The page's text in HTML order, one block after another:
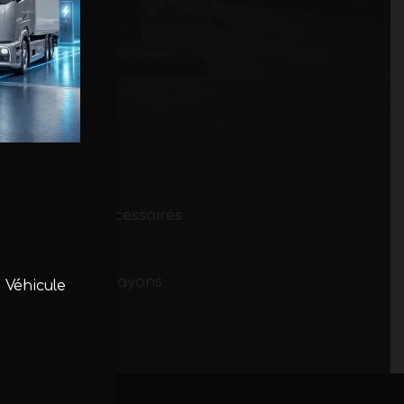
d’accessoires
des hayons